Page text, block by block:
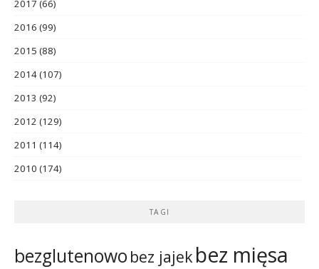
2017 (66)
2016 (99)
2015 (88)
2014(107)
2013 (92)
2012 (129)
2011 (114)
2010 (174)
TAGI
bezglutenowo bez jajekbez mięsa